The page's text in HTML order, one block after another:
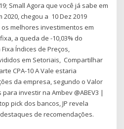
Small Agora que você já sabe em
chegou a 10 Dez 2019
melhores investimentos em
a queda de -10,03% do
Índices de Preços,
em Setoriais, Compartilhar
CPA-10 A Vale estaria
da empresa, segundo o Valor
para investir na Ambev @ABEV3 |
pick dos bancos, JP revela
de recomendações.